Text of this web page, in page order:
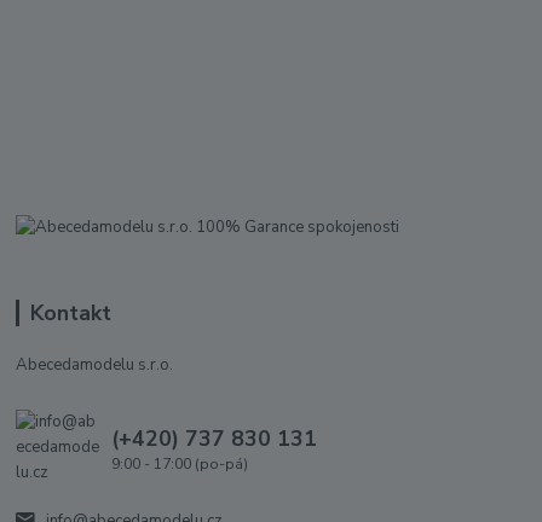
Kontakt
Abecedamodelu s.r.o.
(+420) 737 830 131
9:00 - 17:00 (po-pá)